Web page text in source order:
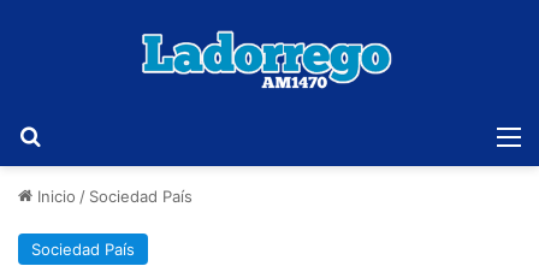
Inicio / Sociedad País
Sociedad País